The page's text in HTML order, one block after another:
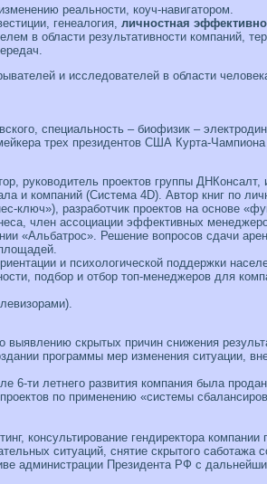
реальности, коуч-навигатором.
генеалогия, личностная
в области результативности компаний,
и исследователей в области
специальность – биофизик –
трех президентов США Курта-
руководитель проектов группы
и компаний (Система 4D). Автор книг по
ключ»), разработчик проектов на основе
член ассоциации эффективных
«Альбатрос». Решение вопросов сдачи
и психологической поддержки
подбор и отбор топ-менеджеров для
выявлению скрытых причин снижения
программы мер изменения ситуации,
6-ти летнего развития компания была
по применению «системы
консультирование гендиректора
ситуаций, снятие скрытого
администрации Президента РФ с